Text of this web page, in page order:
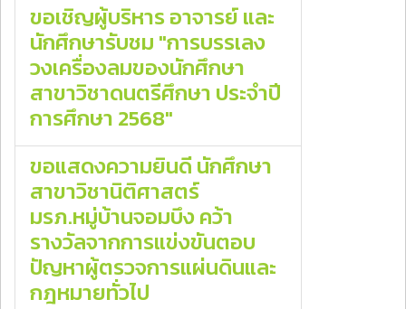
ขอเชิญผู้บริหาร อาจารย์ และ
นักศึกษารับชม "การบรรเลง
วงเครื่องลมของนักศึกษา
สาขาวิชาดนตรีศึกษา ประจำปี
การศึกษา 2568"
ขอแสดงความยินดี นักศึกษา
สาขาวิชานิติศาสตร์
มรภ.หมู่บ้านจอมบึง คว้า
รางวัลจากการแข่งขันตอบ
ปัญหาผู้ตรวจการแผ่นดินและ
กฎหมายทั่วไป